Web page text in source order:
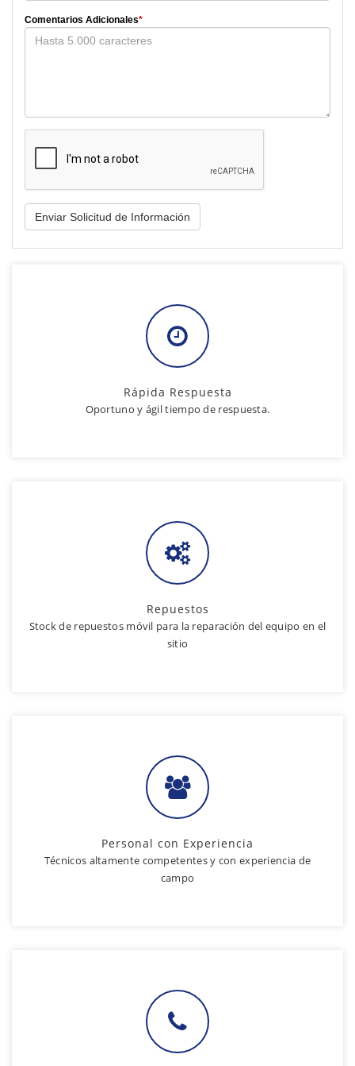
Comentarios Adicionales*
Rápida Respuesta
Oportuno y ágil tiempo de respuesta.
Repuestos
Stock de repuestos móvil para la reparación del equipo en el
sitio
Personal con Experiencia
Técnicos altamente competentes y con experiencia de
campo